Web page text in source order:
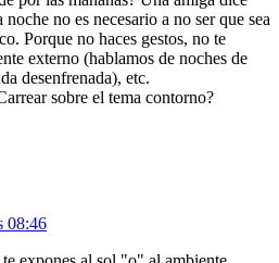
no es necesario a no ser que sea
Porque no haces gestos, no te
externo (hablamos de noches de
desenfrenada), etc.
sobre el tema contorno?
08:46